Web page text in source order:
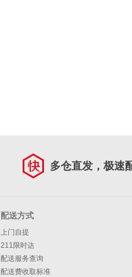
多仓直发，极速
配送方式
上门自提
211限时达
配送服务查询
配送费收取标准